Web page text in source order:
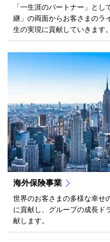
「一生涯のパートナー」と
継」の両面からお客さまのラ
生の実現に貢献していきます。
海外保険事業
世界のお客さまの多様な幸せ
に貢献し、グループの成長ド
献します。